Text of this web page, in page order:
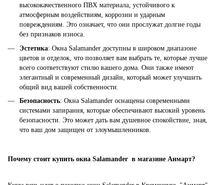
высококачественного ПВХ материала, устойчивого к
атмосферным воздействиям, коррозии и ударным
повреждениям. Это означает, что они прослужат долгие годы
без признаков износа.
Эстетика: Окна Salamander доступны в широком диапазоне
цветов и отделок, что позволяет вам выбрать те, которые лучше
всего соответствуют стилю вашего дома. Они также имеют
элегантный и современный дизайн, который может улучшить
общий вид вашей собственности.
Безопасность: Окна Salamander оснащены современными
системами запирания, которые обеспечивают высокий уровень
безопасности. Это может дать вам душевное спокойствие, зная,
что ваш дом защищен от злоумышленников.
Почему стоит купить окна Salamander в магазине Анмарт?